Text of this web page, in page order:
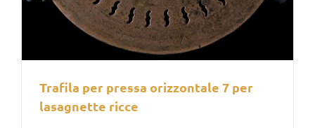
Trafila per pressa orizzontale 7 per
lasagnette ricce